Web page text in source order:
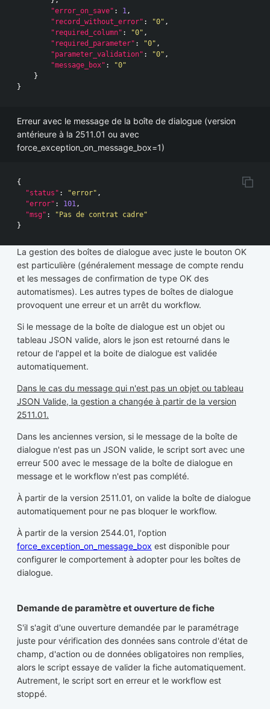
"error_on_save" : 1,
"record_without_error" : "0" ,
"required_column" : "0" ,
"required_parameter" : "0" ,
"parameter_validation" : "0" ,
"message_box" :
"0"
}
}
Erreur avec le message de la boîte de dialogue (version
antérieure à la 2511.01 ou avec
force_exception_on_message_box=1)
{
"status" : "error" ,
"error" : 101,
"msg" :
"Pas de contrat cadre"
}
La gestion des boîtes de dialogue avec juste le bouton OK
est particulière (généralement message de compte rendu
et les messages de confirmation de type OK des
automatismes). Les autres types de boîtes de dialogue
provoquent une erreur et un arrêt du workflow.
Si le message de la boîte de dialogue est un objet ou
tableau JSON valide, alors le json est retourné dans le
retour de l'appel et la boite de dialogue est validée
automatiquement.
Dans le cas du message qui n'est pas un objet ou tableau
JSON Valide, la gestion a changée à partir de la version
2511.01.
Dans les anciennes version, si le message de la boîte de
dialogue n'est pas un JSON valide, le script sort avec une
erreur 500 avec le message de la boîte de dialogue en
message et le workflow n'est pas complété.
À partir de la version 2511.01, on valide la boîte de dialogue
automatiquement pour ne pas bloquer le workflow.
À partir de la version 2544.01, l'option
force_exception_on_message_box est disponible pour
configurer le comportement à adopter pour les boîtes de
dialogue.
Demande de paramètre et ouverture de fiche
S'il s'agit d'une ouverture demandée par le paramétrage
juste pour vérification des données sans controle d'état de
champ, d'action ou de données obligatoires non remplies,
alors le script essaye de valider la fiche automatiquement.
Autrement, le script sort en erreur et le workflow est
stoppé.